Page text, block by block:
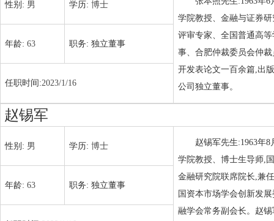
性别: 男 学历: 博士
学院教授、金融与证券
评审专家、全国普通高
事、合肥仲裁委员会仲
开发表论文一百余篇,出
公司独立董事。
年龄: 63 职务: 独立董事
任职时间:2023/1/16
赵锡军
性别: 男 学历: 博士
赵锡军先生:1963年
学院教授、博士生导师,
金融研究院联席院长,兼
国资本市场学会创新发
融学会常务副会长。赵
年龄: 63 职务: 独立董事